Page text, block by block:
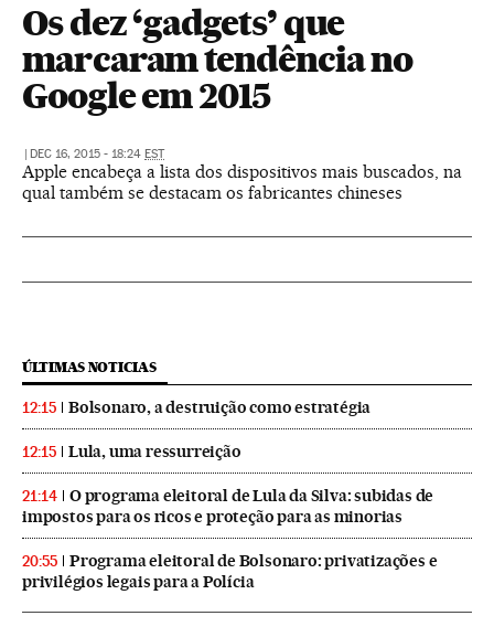
Os dez ‘gadgets’ que
marcaram tendência no
Google em 2015
| DEC 16, 2015 - 18:24 EST
Apple encabeça a lista dos dispositivos mais buscados, na
qual também se destacam os fabricantes chineses
ÚLTIMAS NOTICIAS
12:15 Bolsonaro, a destruição como estratégia
12:15 Lula, uma ressurreição
21:14
O programa eleitoral de Lula da Silva: subidas de
impostos para os ricos e proteção para as minorias
20:55
Programa eleitoral de Bolsonaro: privatizações e
privilégios legais para a Polícia